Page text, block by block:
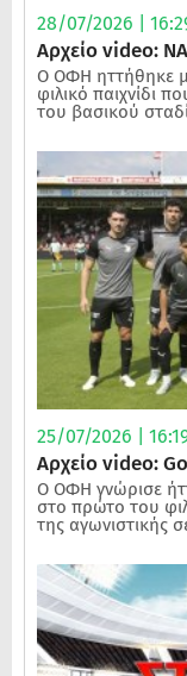
28/07/2026 |
Αρχείο video:
Ο ΟΦΗ ηττήθηκε
φιλικό παιχνίδι
του βασικού
25/07/2026 |
Αρχείο video:
Ο ΟΦΗ γνώρισε
στο πρώτο του
της αγωνιστικής